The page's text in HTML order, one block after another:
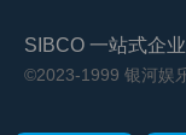
SIBCO 一站式企
©2023-1999 银河娱